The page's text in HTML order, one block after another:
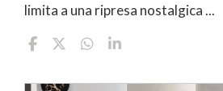
limita a una ripresa nostalgica ...